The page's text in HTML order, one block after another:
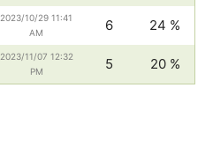
2023/10/29 11:41
AM
6 24 %
2023/11/07 12:32
PM
5 20 %